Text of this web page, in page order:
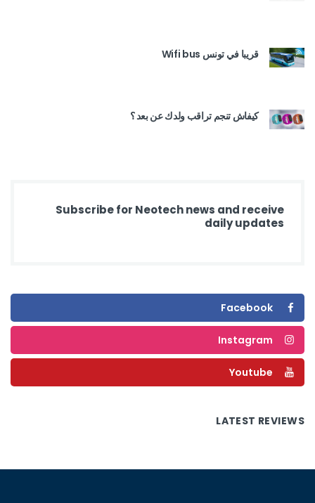
قريبا في تونس Wifi bus
كيفاش تنجم تراقب ولدك عن بعد ؟
Subscribe for Neotech news and receive
daily updates
Facebook
Instagram
Youtube
LATEST REVIEWS